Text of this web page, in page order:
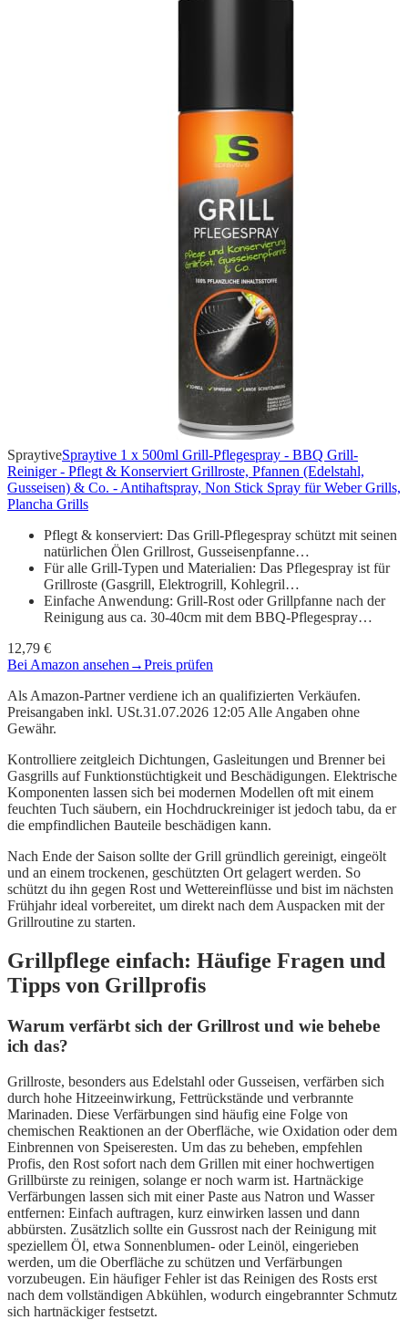
SpraytiveSpraytive 1 x 500ml Grill-Pflegespray - BBQ Grill-
Reiniger - Pflegt & Konserviert Grillroste, Pfannen (Edelstahl,
Gusseisen) & Co. - Antihaftspray, Non Stick Spray für Weber Grills,
Plancha Grills
Pflegt & konserviert: Das Grill-Pflegespray schützt mit seinen
natürlichen Ölen Grillrost, Gusseisenpfanne…
Für alle Grill-Typen und Materialien: Das Pflegespray ist für
Grillroste (Gasgrill, Elektrogrill, Kohlegril…
Einfache Anwendung: Grill-Rost oder Grillpfanne nach der
Reinigung aus ca. 30-40cm mit dem BBQ-Pflegespray…
12,79 €
Bei Amazon ansehen →Preis prüfen
Als Amazon-Partner verdiene ich an qualifizierten Verkäufen.
Preisangaben inkl. USt.31.07.2026 12:05 Alle Angaben ohne
Gewähr.
Kontrolliere zeitgleich Dichtungen, Gasleitungen und Brenner bei
Gasgrills auf Funktionstüchtigkeit und Beschädigungen. Elektrische
Komponenten lassen sich bei modernen Modellen oft mit einem
feuchten Tuch säubern, ein Hochdruckreiniger ist jedoch tabu, da er
die empfindlichen Bauteile beschädigen kann.
Nach Ende der Saison sollte der Grill gründlich gereinigt, eingeölt
und an einem trockenen, geschützten Ort gelagert werden. So
schützt du ihn gegen Rost und Wettereinflüsse und bist im nächsten
Frühjahr ideal vorbereitet, um direkt nach dem Auspacken mit der
Grillroutine zu starten.
Grillpflege einfach: Häufige Fragen und
Tipps von Grillprofis
Warum verfärbt sich der Grillrost und wie behebe
ich das?
Grillroste, besonders aus Edelstahl oder Gusseisen, verfärben sich
durch hohe Hitzeeinwirkung, Fettrückstände und verbrannte
Marinaden. Diese Verfärbungen sind häufig eine Folge von
chemischen Reaktionen an der Oberfläche, wie Oxidation oder dem
Einbrennen von Speiseresten. Um das zu beheben, empfehlen
Profis, den Rost sofort nach dem Grillen mit einer hochwertigen
Grillbürste zu reinigen, solange er noch warm ist. Hartnäckige
Verfärbungen lassen sich mit einer Paste aus Natron und Wasser
entfernen: Einfach auftragen, kurz einwirken lassen und dann
abbürsten. Zusätzlich sollte ein Gussrost nach der Reinigung mit
speziellem Öl, etwa Sonnenblumen- oder Leinöl, eingerieben
werden, um die Oberfläche zu schützen und Verfärbungen
vorzubeugen. Ein häufiger Fehler ist das Reinigen des Rosts erst
nach dem vollständigen Abkühlen, wodurch eingebrannter Schmutz
sich hartnäckiger festsetzt.